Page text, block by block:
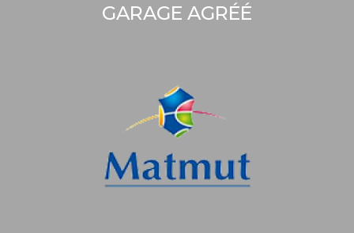
GARAGE AGRÉÉ